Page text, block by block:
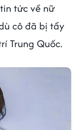
tức về nữ
cô đã bị tẩy
Trung Quốc.